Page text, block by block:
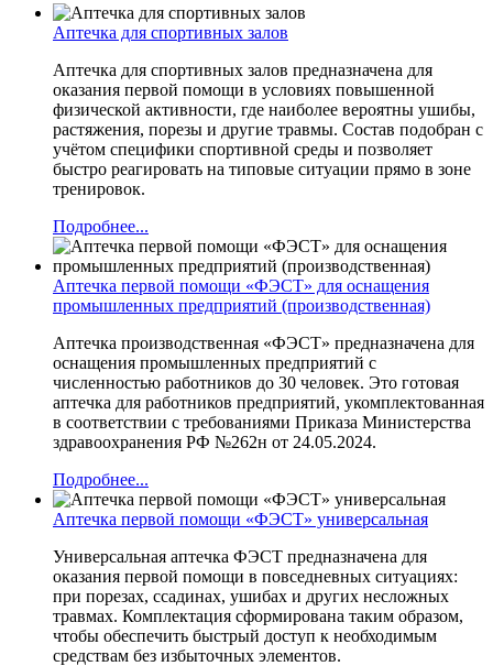
Аптечка для спортивных залов
Аптечка для спортивных залов предназначена для
оказания первой помощи в условиях повышенной
физической активности, где наиболее вероятны ушибы,
растяжения, порезы и другие травмы. Состав подобран с
учётом специфики спортивной среды и позволяет
быстро реагировать на типовые ситуации прямо в зоне
тренировок.
Подробнее...
Аптечка первой помощи «ФЭСТ» для оснащения
промышленных предприятий (производственная)
Аптечка производственная «ФЭСТ» предназначена для
оснащения промышленных предприятий с
численностью работников до 30 человек. Это готовая
аптечка для работников предприятий, укомплектованная
в соответствии с требованиями Приказа Министерства
здравоохранения РФ №262н от 24.05.2024.
Подробнее...
Аптечка первой помощи «ФЭСТ» универсальная
Универсальная аптечка ФЭСТ предназначена для
оказания первой помощи в повседневных ситуациях:
при порезах, ссадинах, ушибах и других несложных
травмах. Комплектация сформирована таким образом,
чтобы обеспечить быстрый доступ к необходимым
средствам без избыточных элементов.